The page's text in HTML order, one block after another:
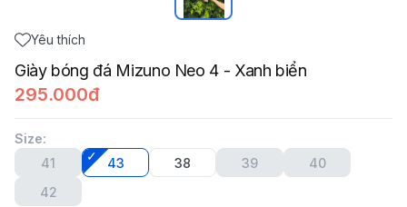
Yêu thích
Giày bóng đá Mizuno Neo 4 - Xanh biển
295.000đ
Size:
41
43 38 39
40
42